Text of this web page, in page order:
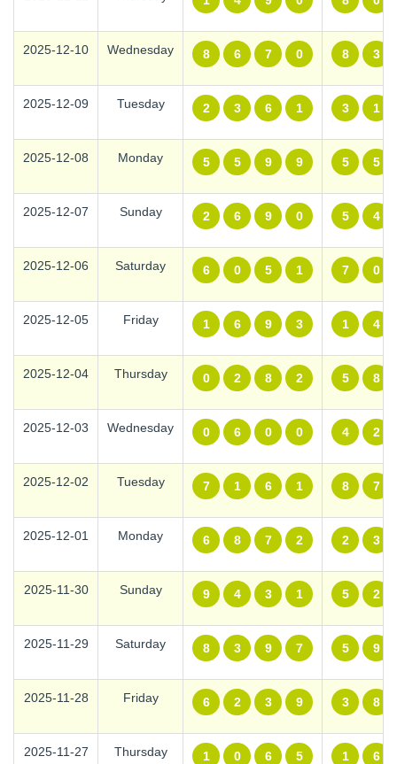
2025-12-10 Wednesday 8 6 7 0 8 3
2025-12-09 Tuesday 2 3 6 1 3 1
2025-12-08 Monday 5 5 9 9 5 5
2025-12-07 Sunday 2 6 9 0 5 4
2025-12-06 Saturday 6 0 5 1 7 0
2025-12-05 Friday 1 6 9 3 1 4
2025-12-04 Thursday 0 2 8 2 5 8
2025-12-03 Wednesday 0 6 0 0 4 2
2025-12-02 Tuesday 7 1 6 1 8 7
2025-12-01 Monday 6 8 7 2 2 3
2025-11-30 Sunday 9 4 3 1 5 2
2025-11-29 Saturday 8 3 9 7 5 9
2025-11-28 Friday 6 2 3 9 3 8
2025-11-27 Thursday 1 0 6 5 1 6